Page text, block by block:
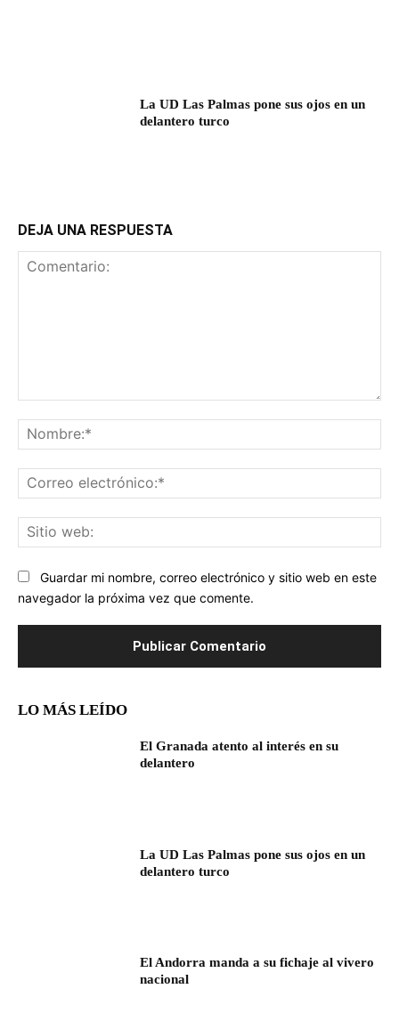
La UD Las Palmas pone sus ojos en un
delantero turco
DEJA UNA RESPUESTA
Guardar mi nombre, correo electrónico y sitio web en este
navegador la próxima vez que comente.
LO MÁS LEÍDO
El Granada atento al interés en su
delantero
La UD Las Palmas pone sus ojos en un
delantero turco
El Andorra manda a su fichaje al vivero
nacional